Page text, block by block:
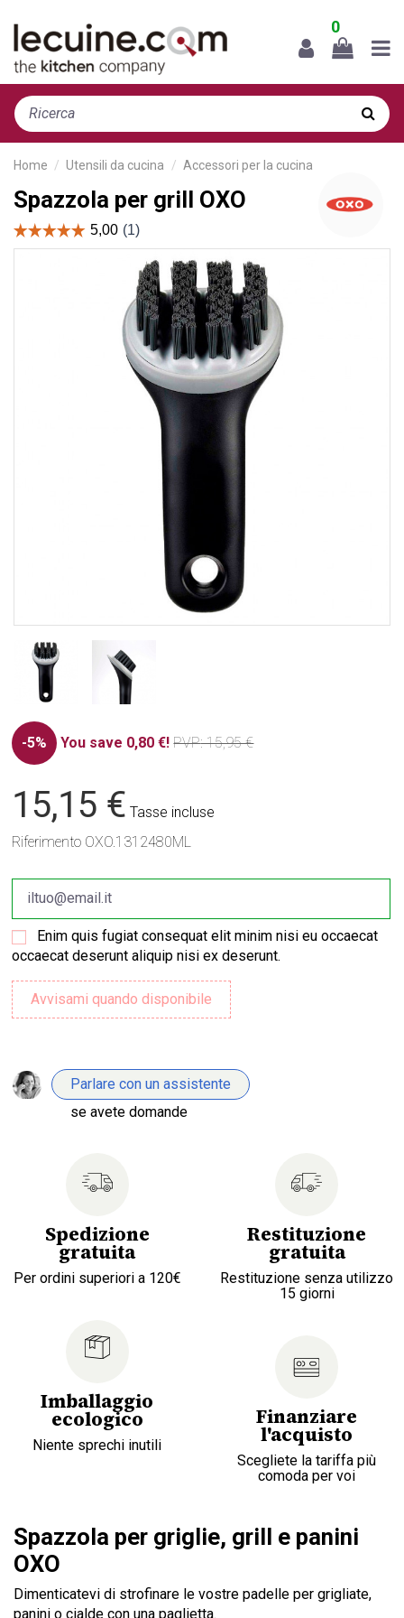
0
Home Utensili da cucina Accessori per la cucina
Spazzola per grill OXO
-5% You save 0,80 €! PVP: 15,95 €
15,15 € Tasse incluse
Riferimento OXO.1312480ML
Enim quis fugiat consequat elit minim nisi eu occaecat
occaecat deserunt aliquip nisi ex deserunt.
Parlare con un assistente
se avete domande
Spedizione
gratuita
Per ordini superiori a 120€
Restituzione
gratuita
Restituzione senza utilizzo
15 giorni
Imballaggio
ecologico
Niente sprechi inutili
Finanziare
l'acquisto
Scegliete la tariffa più
comoda per voi
Spazzola per griglie, grill e panini
OXO
Dimenticatevi di strofinare le vostre padelle per grigliate,
panini o cialde con una paglietta.